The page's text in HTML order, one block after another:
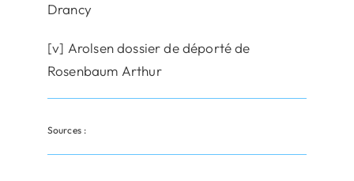
Drancy
[v] Arolsen dossier de déporté de
Rosenbaum Arthur
Sources :